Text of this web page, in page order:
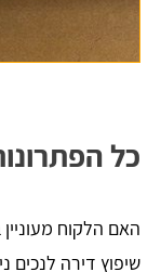
כל
האם הלקוח
שיפוץ דירה לנכים